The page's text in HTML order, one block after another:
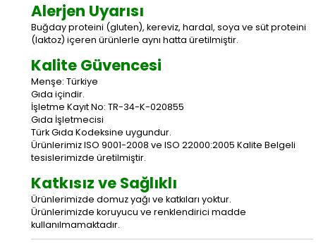
Alerjen Uyarısı
Buğday proteini (gluten), kereviz, hardal, soya ve süt proteini
(laktoz) içeren ürünlerle aynı hatta üretilmiştir.
Kalite Güvencesi
Menşe: Türkiye
Gıda içindir.
İşletme Kayıt No: TR-34-K-020855
Gıda İşletmecisi
Türk Gıda Kodeksine uygundur.
Ürünlerimiz ISO 9001-2008 ve ISO 22000:2005 Kalite Belgeli
tesislerimizde üretilmiştir.
Katkısız ve Sağlıklı
Ürünlerimizde domuz yağı ve katkıları yoktur.
Ürünlerimizde koruyucu ve renklendirici madde
kullanılmamaktadır.